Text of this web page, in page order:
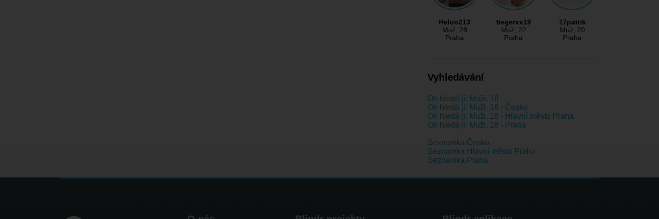
Heloo213
Muž, 28
Praha
tiegerxx19
Muž, 22
Praha
17patrik
Muž, 20
Praha
Vyhledávání
On hledá ji: Muži, 18
On hledá ji: Muži, 18 - Česko
On hledá ji: Muži, 18 - Hlavní město Praha
On hledá ji: Muži, 18 - Praha
Seznamka Česko
Seznamka Hlavní město Praha
Seznamka Praha